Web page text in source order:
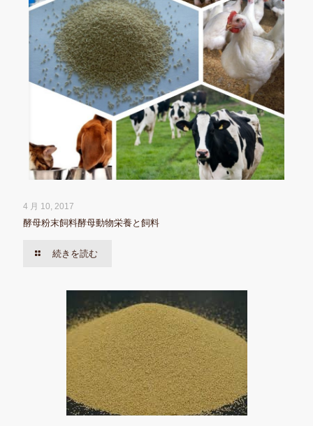
4 月 10, 2017
酵母粉末飼料酵母動物栄養と飼料
続きを読む